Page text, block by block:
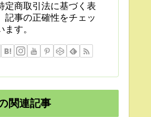
定商取引法に基づく表
記事の正確性をチェッ
ます。
関連記事